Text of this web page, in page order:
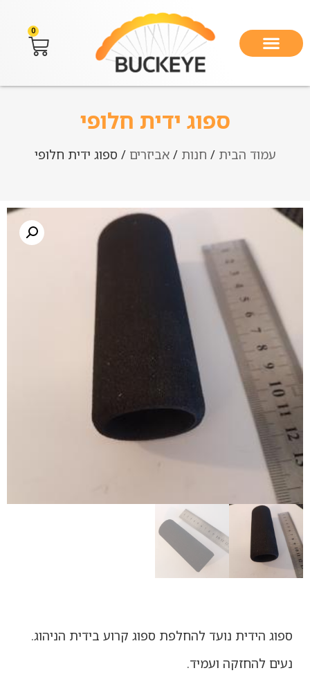
0
ספוג ידית חלופי
עמוד הבית / חנות /אביזרים / ספוג ידית חלופי
ספוג הידית נועד להחלפת ספוג קרוע בידית הניהוג.
נעים להחזקה ועמיד.